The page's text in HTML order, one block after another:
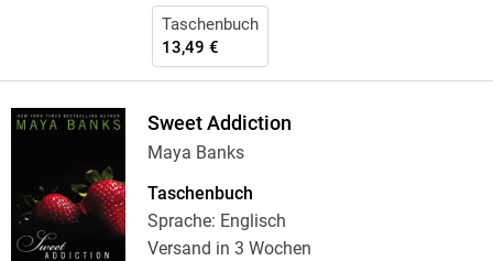
Taschenbuch
13,49 €
Sweet Addiction
Maya Banks
Taschenbuch
Sprache: Englisch
Versand in 3 Wochen